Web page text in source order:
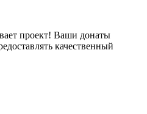
проект! Ваши донаты
качественный